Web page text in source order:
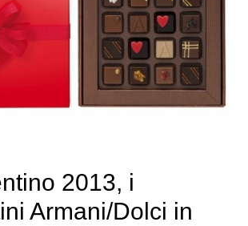
2013, i
Armani/Dolci in